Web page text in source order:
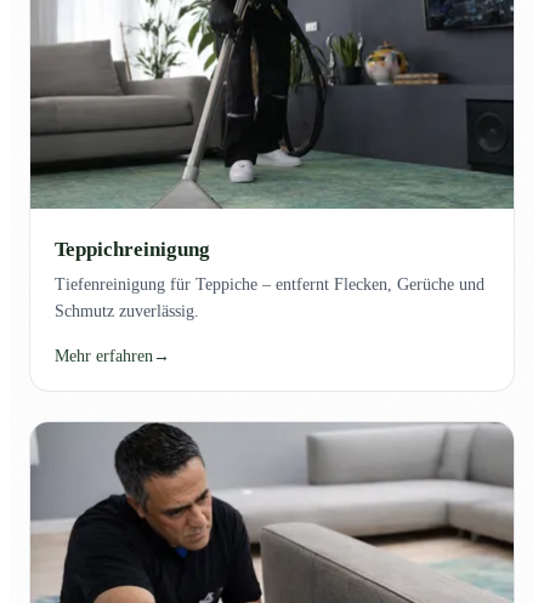
Teppichreinigung
Tiefenreinigung für Teppiche – entfernt Flecken, Gerüche und
Schmutz zuverlässig.
Mehr erfahren →